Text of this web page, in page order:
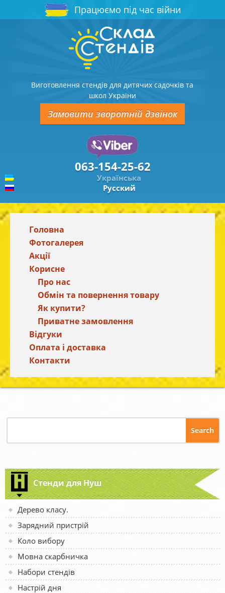
Працюємо під час війни
Виготовлення стендів для дитячих садочків та
школ України
Замовити зворотній дзвінок
063-154-25-62
Українська
Русский
Головна
Фотогалерея
Акції
Корисне
Про нас
Обмін та повернення товару
Як купити?
Приватне замовлення
Відгуки
Оплата і доставка
Контакти
Стенди для Нуш
Дерево класу.
Зарядний пристрій
Коло вибору
Мовна скарбничка
Набори стендів
Настрій дня